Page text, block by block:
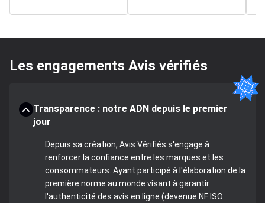
Les engagements Avis vérifiés
Transparence : notre ADN depuis le premier
jour
Depuis sa création, Avis Vérifiés s'engage à
renforcer la confiance entre les marques et les
consommateurs. Ayant participé à l'élaboration de la
première norme au monde visant à garantir
l'authenticité des avis en ligne (devenue NF ISO